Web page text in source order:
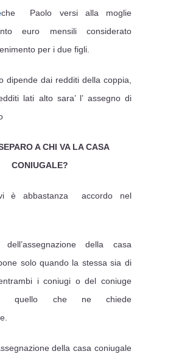
che Paolo versi alla moglie
euro mensili considerato
per i due figli.
dipende dai redditi della coppia,
lati alto sara’ l’ assegno di
A CHI VA LA CASA
CONIUGALE?
è abbastanza accordo nel
della casa
solo quando la stessa sia di
i coniugi o del coniuge
quello che ne chiede
della casa coniugale